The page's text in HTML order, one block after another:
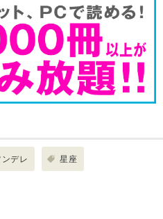
ンデレ 星座